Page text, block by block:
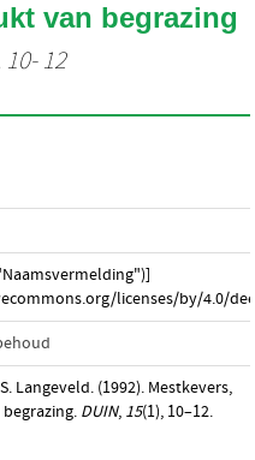
van begrazing
12
licenses/by/4.0/
Langeveld. (1992). Mestkevers,
DUIN, 15(1), 10–12.